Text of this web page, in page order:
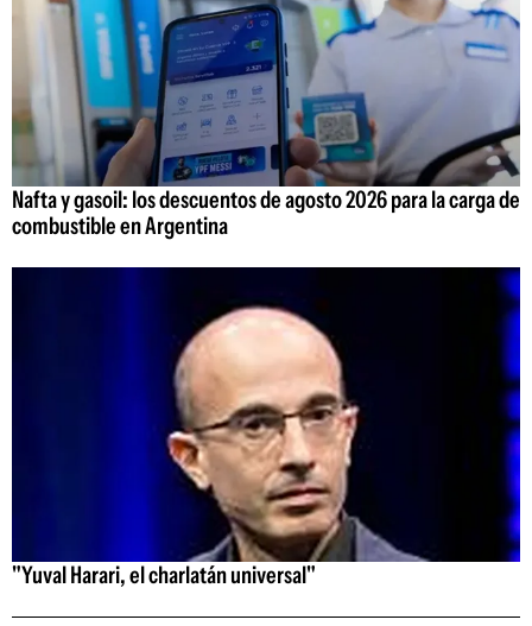
Nafta y gasoil: los descuentos de agosto 2026 para la carga de
combustible en Argentina
"Yuval Harari, el charlatán universal"